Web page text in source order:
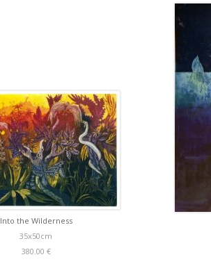
Into the Wilderness
35x50cm
380.00 €